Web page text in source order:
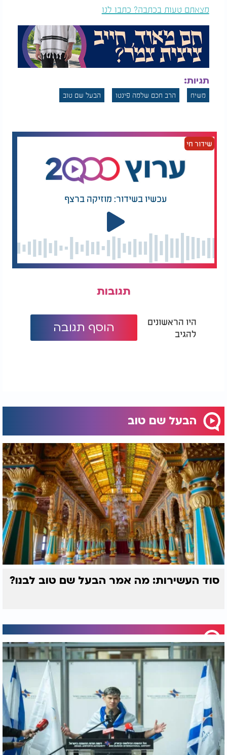
מצאתם טעות בכתבה? כתבו לנו
תגיות:
משיח הרב חכם שלמה פינטו הבעל שם טוב
שידור חי
עכשיו בשידור: מוזיקה ברצף
תגובות
היו הראשונים
להגיב
הוסף תגובה
הבעל שם טוב
סוד העשירות: מה אמר הבעל שם טוב לבנו?